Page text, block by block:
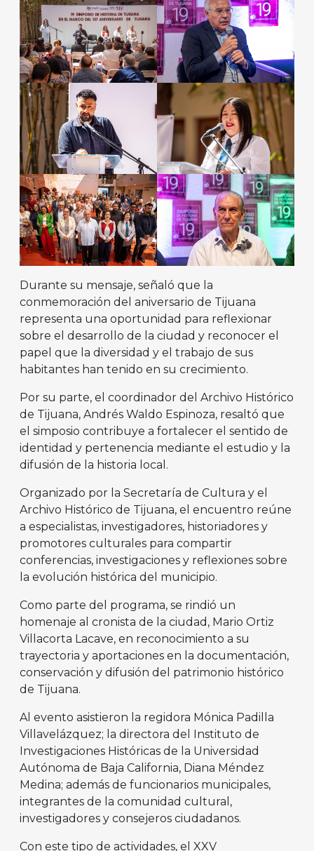
Durante su mensaje, señaló que la
conmemoración del aniversario de Tijuana
representa una oportunidad para reflexionar
sobre el desarrollo de la ciudad y reconocer el
papel que la diversidad y el trabajo de sus
habitantes han tenido en su crecimiento.
Por su parte, el coordinador del Archivo Histórico
de Tijuana, Andrés Waldo Espinoza, resaltó que
el simposio contribuye a fortalecer el sentido de
identidad y pertenencia mediante el estudio y la
difusión de la historia local.
Organizado por la Secretaría de Cultura y el
Archivo Histórico de Tijuana, el encuentro reúne
a especialistas, investigadores, historiadores y
promotores culturales para compartir
conferencias, investigaciones y reflexiones sobre
la evolución histórica del municipio.
Como parte del programa, se rindió un
homenaje al cronista de la ciudad, Mario Ortiz
Villacorta Lacave, en reconocimiento a su
trayectoria y aportaciones en la documentación,
conservación y difusión del patrimonio histórico
de Tijuana.
Al evento asistieron la regidora Mónica Padilla
Villavelázquez; la directora del Instituto de
Investigaciones Históricas de la Universidad
Autónoma de Baja California, Diana Méndez
Medina; además de funcionarios municipales,
integrantes de la comunidad cultural,
investigadores y consejeros ciudadanos.
Con este tipo de actividades, el XXV